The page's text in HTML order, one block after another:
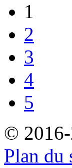
1
2
3
4
5
©
Plan du